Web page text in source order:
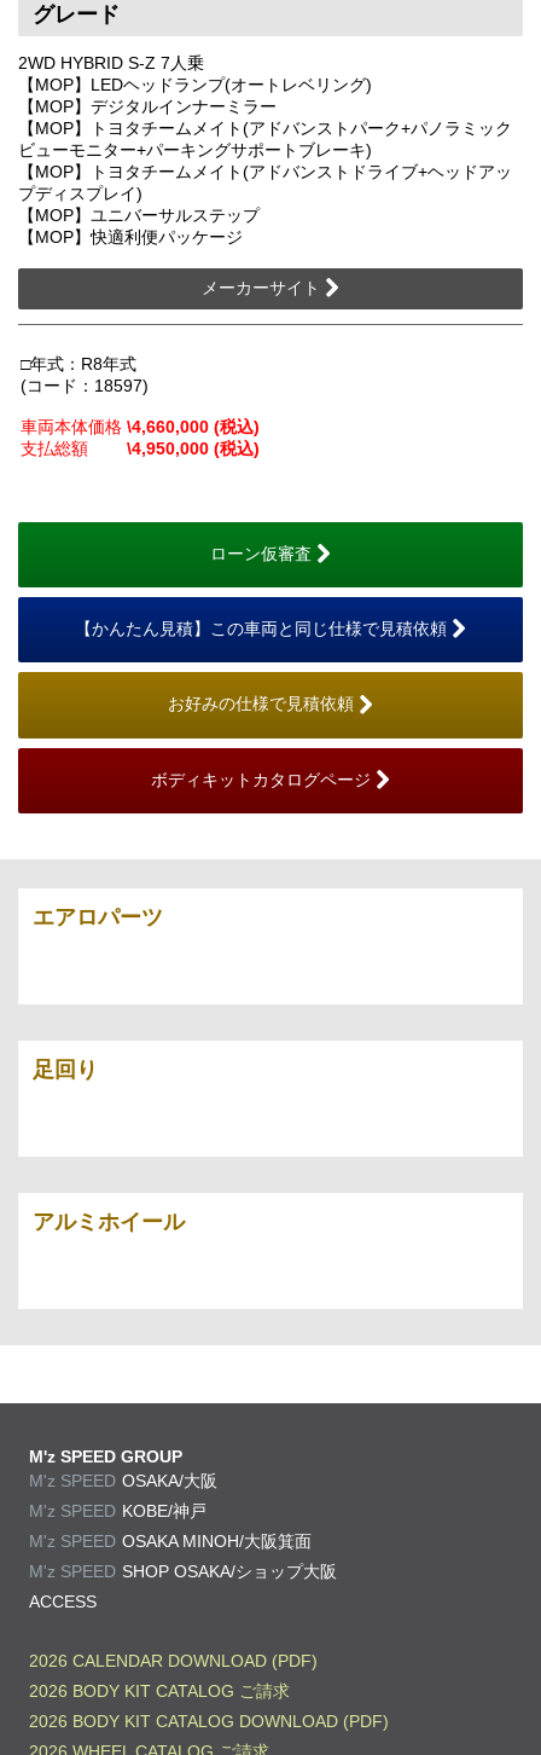
グレード
2WD HYBRID S-Z 7人乗
【MOP】LEDヘッドランプ(オートレベリング)
【MOP】デジタルインナーミラー
【MOP】トヨタチームメイト(アドバンストパーク+パノラミック
ビューモニター+パーキングサポートブレーキ)
【MOP】トヨタチームメイト(アドバンストドライブ+ヘッドアッ
プディスプレイ)
【MOP】ユニバーサルステップ
【MOP】快適利便パッケージ
メーカーサイト
□年式：R8年式
(コード：18597)
車両本体価格 \4,660,000 (税込)
支払総額 \4,950,000 (税込)
ローン仮審査
【かんたん見積】この車両と同じ仕様で見積依頼
お好みの仕様で見積依頼
ボディキットカタログページ
エアロパーツ
足回り
アルミホイール
M'z SPEED GROUP
M'z SPEED OSAKA/大阪
M'z SPEED KOBE/神戸
M'z SPEED OSAKA MINOH/大阪箕面
M'z SPEED SHOP OSAKA/ショップ大阪
ACCESS
2026 CALENDAR DOWNLOAD (PDF)
2026 BODY KIT CATALOG ご請求
2026 BODY KIT CATALOG DOWNLOAD (PDF)